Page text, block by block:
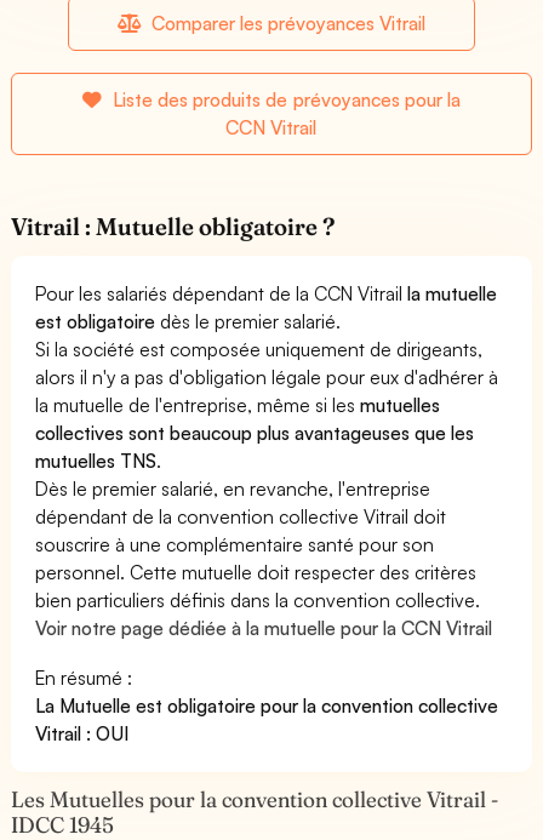
Comparer les prévoyances Vitrail
Liste des produits de prévoyances pour la
CCN Vitrail
Vitrail : Mutuelle obligatoire ?
Pour les salariés dépendant de la CCN Vitrailla mutuelle
est obligatoire dès le premier salarié.
Si la société est composée uniquement de dirigeants,
alors il n'y a pas d'obligation légale pour eux d'adhérer à
la mutuelle de l'entreprise, même si lesmutuelles
collectives sont beaucoup plus avantageuses que les
mutuelles TNS.
Dès le premier salarié, en revanche, l'entreprise
dépendant de la convention collective Vitrail doit
souscrire à une complémentaire santé pour son
personnel. Cette mutuelle doit respecter des critères
bien particuliers définis dans la convention collective.
Voir notre page dédiée à la mutuelle pour la CCN Vitrail
En résumé :
La Mutuelle est obligatoire pour la convention collective
Vitrail : OUI
Les Mutuelles pour la convention collective Vitrail -
IDCC 1945